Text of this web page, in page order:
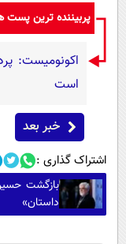
پربیننده ترین
اکونومیست:
است
خبر بعد
اشتراک گذاری :
داستان»